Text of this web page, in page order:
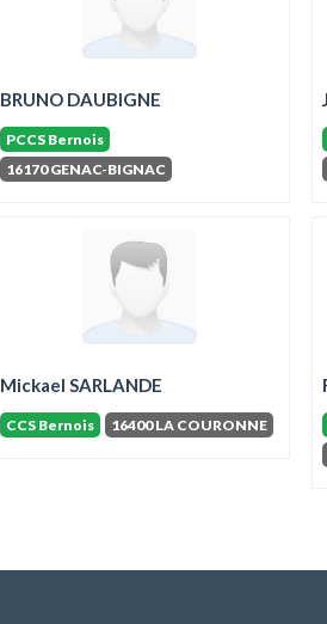
BRUNO DAUBIGNE
PCCS Bernois
16170 GENAC-BIGNAC
Mickael SARLANDE
CCS Bernois 16400 LA COURONNE